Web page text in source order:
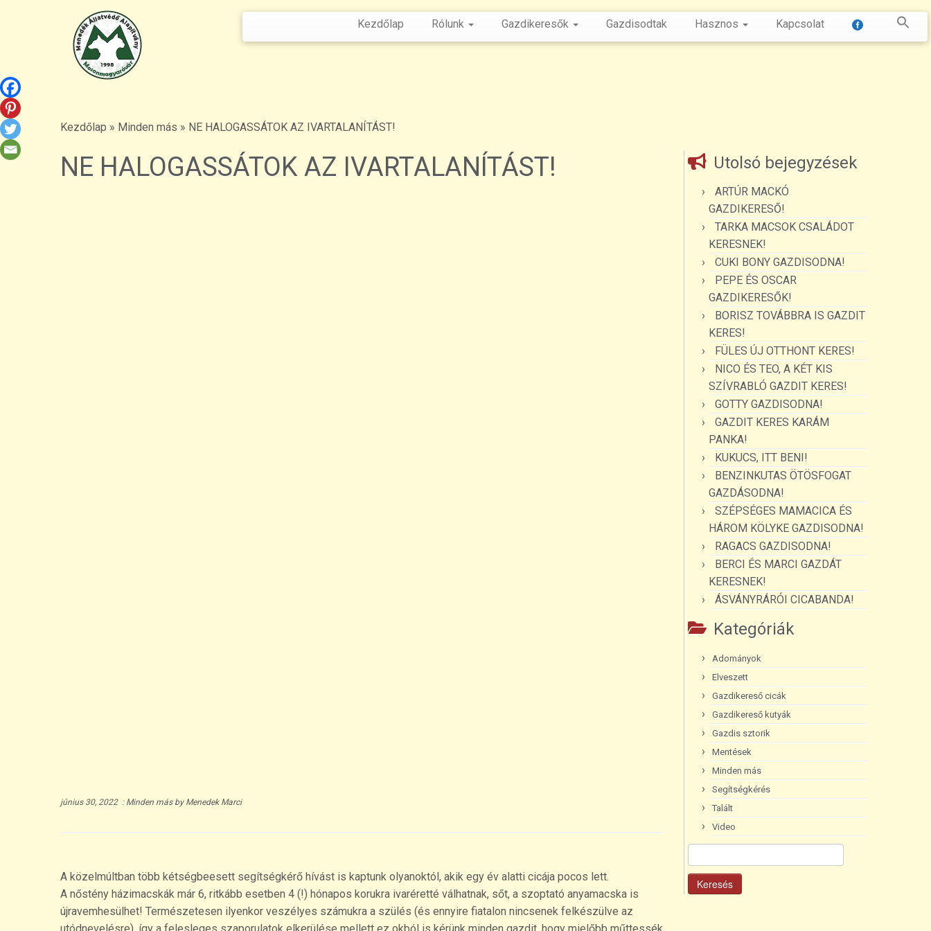
content
Kezdőlap Rólunk Gazdikeresők Gazdisodtak Hasznos Kapcsolat
Kezdőlap » Minden más » NE HALOGASSÁTOK AZ IVARTALANÍTÁST!
NE HALOGASSÁTOK AZ IVARTALANÍTÁST!
június 30, 2022: Minden más by Menedek Marci
A közelmúltban több kétségbeesett segítségkérő hívást is kaptunk olyanoktól, akik egy év alatti cicája pocos lett.
A nőstény házimacskák már 6, ritkább esetben 4 (!) hónapos korukra ivaréretté válhatnak, sőt, a szoptató anyamacska is
újravemhesülhet! Természetesen ilyenkor veszélyes számukra a szülés (és ennyire fiatalon nincsenek felkészülve az
Utolsó bejegyzések
ARTÚR MACKÓ
GAZDIKERESŐ!
TARKA MACSOK CSALÁDOT
KERESNEK!
CUKI BONY GAZDISODNA!
PEPE ÉS OSCAR
GAZDIKERESŐK!
BORISZ TOVÁBBRA IS GAZDIT
KERES!
FÜLES ÚJ OTTHONT KERES!
NICO ÉS TEO, A KÉT KIS
SZÍVRABLÓ GAZDIT KERES!
GOTTY GAZDISODNA!
GAZDIT KERES KARÁM
PANKA!
KUKUCS, ITT BENI!
BENZINKUTAS ÖTÖSFOGAT
GAZDÁSODNA!
SZÉPSÉGES MAMACICA ÉS
HÁROM KÖLYKE GAZDISODNA!
RAGACS GAZDISODNA!
BERCI ÉS MARCI GAZDÁT
KERESNEK!
ÁSVÁNYRÁRÓI CICABANDA!
Kategóriák
Adományok
Elveszett
Gazdikereső cicák
Gazdikereső kutyák
Gazdis sztorik
Mentések
Minden más
Segítségkérés
Talált
Video